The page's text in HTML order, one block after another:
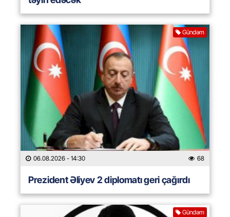
Gündəm
06.08.2026 - 14:30 68
Prezident Əliyev 2 diplomatı geri çağırdı
Gündəm